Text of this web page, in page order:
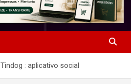
Tindog : aplicativo social